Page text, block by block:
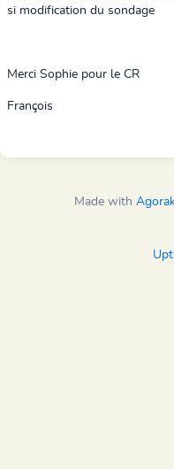
si modification du sondage
Merci Sophie pour le CR
François
Made with